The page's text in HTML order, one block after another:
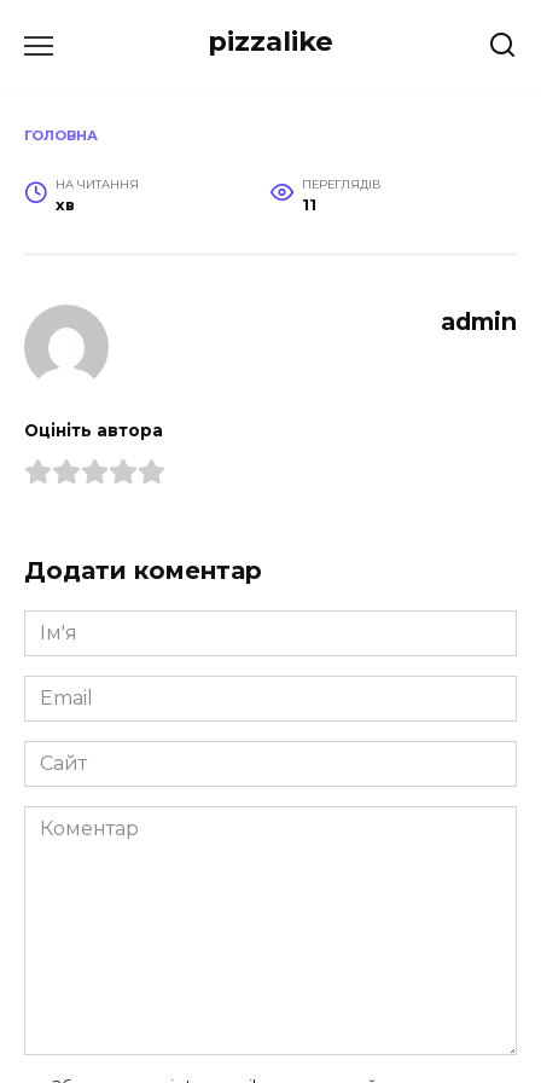
до
pizzalike
ГОЛОВНА
НА ЧИТАННЯ
хв
ПЕРЕГЛЯДІВ
11
admin
Оцініть автора
Додати коментар
Ім'я
*
Email
*
Сайт
Коментар